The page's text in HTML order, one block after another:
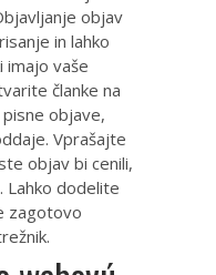
objav
in lahko
imajo vaše
članke na
objave,
Vprašajte
objav bi cenili,
Lahko dodelite
zagotovo